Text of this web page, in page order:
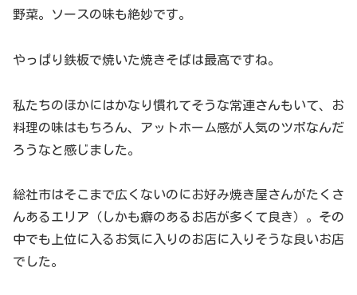
野菜。ソースの味も絶妙です。
やっぱり鉄板で焼いた焼きそばは最高ですね。
私たちのほかにはかなり慣れてそうな常連さんもいて、お
料理の味はもちろん、アットホーム感が人気のツボなんだ
ろうなと感じました。
総社市はそこまで広くないのにお好み焼き屋さんがたくさ
んあるエリア（しかも癖のあるお店が多くて良き）。その
中でも上位に入るお気に入りのお店に入りそうな良いお店
でした。